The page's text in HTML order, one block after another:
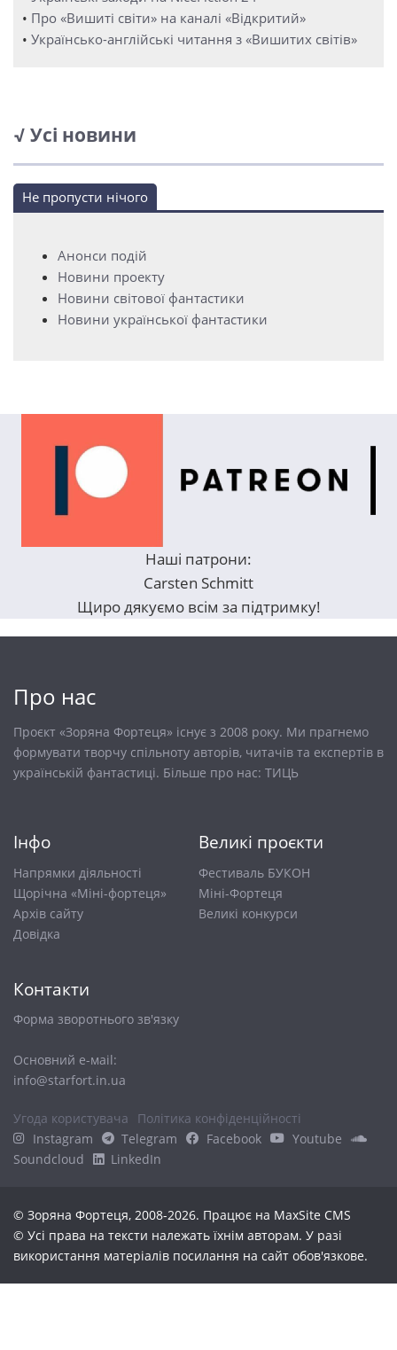
• Про «Вишиті світи» на каналі «Відкритий»
• Українсько-англійські читання з «Вишитих світів»
√ Усі новини
Не пропусти нічого
Анонси подій
Новини проекту
Новини світової фантастики
Новини української фантастики
Наші патрони:
Carsten Schmitt
Щиро дякуємо всім за підтримку!
Про нас
Проєкт «Зоряна Фортеця» існує з 2008 року. Ми прагнемо
формувати творчу спільноту авторів, читачів та експертів в
українській фантастиці. Більше про нас: ТИЦЬ
Інфо
Напрямки діяльності
Щорічна «Міні-фортеця»
Архів сайту
Довiдка
Великі проєкти
Фестиваль БУКОН
Міні-Фортеця
Великі конкурси
Контакти
Форма зворотнього зв'язку
Основний е-маіl:
info@starfort.in.ua
Угода користувача
Політика конфіденційності
Instagram
Telegram Facebook
Youtube
Soundcloud
LinkedIn
© Зоряна Фортеця, 2008-2026. Працює на MaxSite CMS
© Усі права на тексти належать їхнім авторам. У разі
використання матеріалів посилання на сайт обов'язкове.